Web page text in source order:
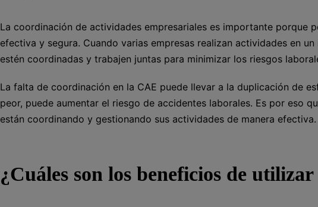
La coordinación de actividades empresariales es importante porque
efectiva y segura. Cuando varias empresas realizan actividades en
estén coordinadas y trabajen juntas para minimizar los riesgos
La falta de coordinación en la CAE puede llevar a la duplicación de
peor, puede aumentar el riesgo de accidentes laborales. Es por eso
están coordinando y gestionando sus actividades de manera efectiva.
¿Cuáles son los beneficios de